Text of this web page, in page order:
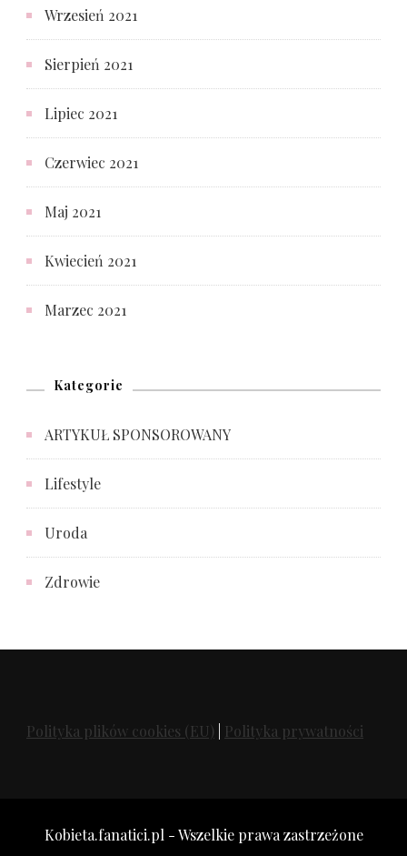
Wrzesień 2021
Sierpień 2021
Lipiec 2021
Czerwiec 2021
Maj 2021
Kwiecień 2021
Marzec 2021
Kategorie
ARTYKUŁ SPONSOROWANY
Lifestyle
Uroda
Zdrowie
Polityka plików cookies (EU) Polityka prywatności
Kobieta.fanatici.pl - Wszelkie prawa zastrzeżone